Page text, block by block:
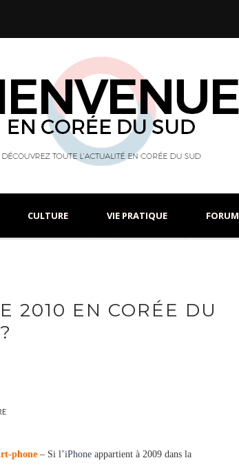
CULTURE VIE PRATIQUE FORUM
2010 EN CORÉE DU
phone – Si l’iPhone appartient à 2009 dans la